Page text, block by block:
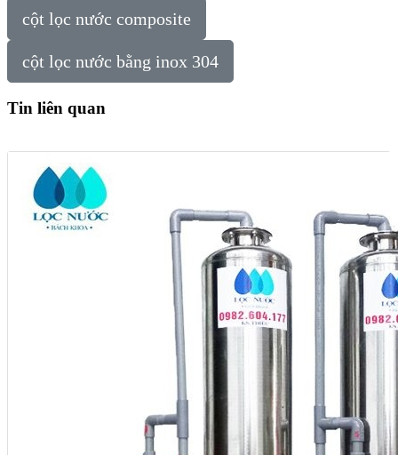
cột lọc nước composite
cột lọc nước bằng inox 304
Tin liên quan